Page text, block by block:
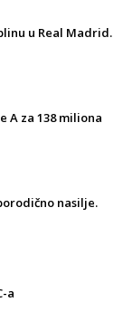
u Real Madrid.
A za 138 miliona
nasilje.
a